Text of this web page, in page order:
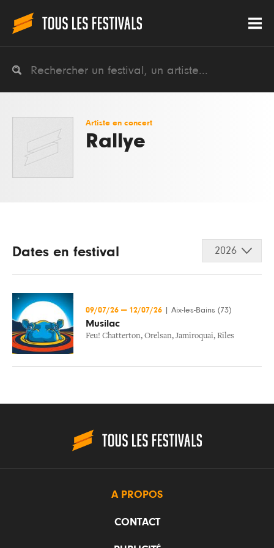
Artiste en concert
Rallye
Dates en festival 2026
09/07/26 — 12/07/26 Aix-les-Bains (73)
Musilac
Feu! Chatterton, Orelsan, Jamiroquai, Riles
A PROPOS
CONTACT